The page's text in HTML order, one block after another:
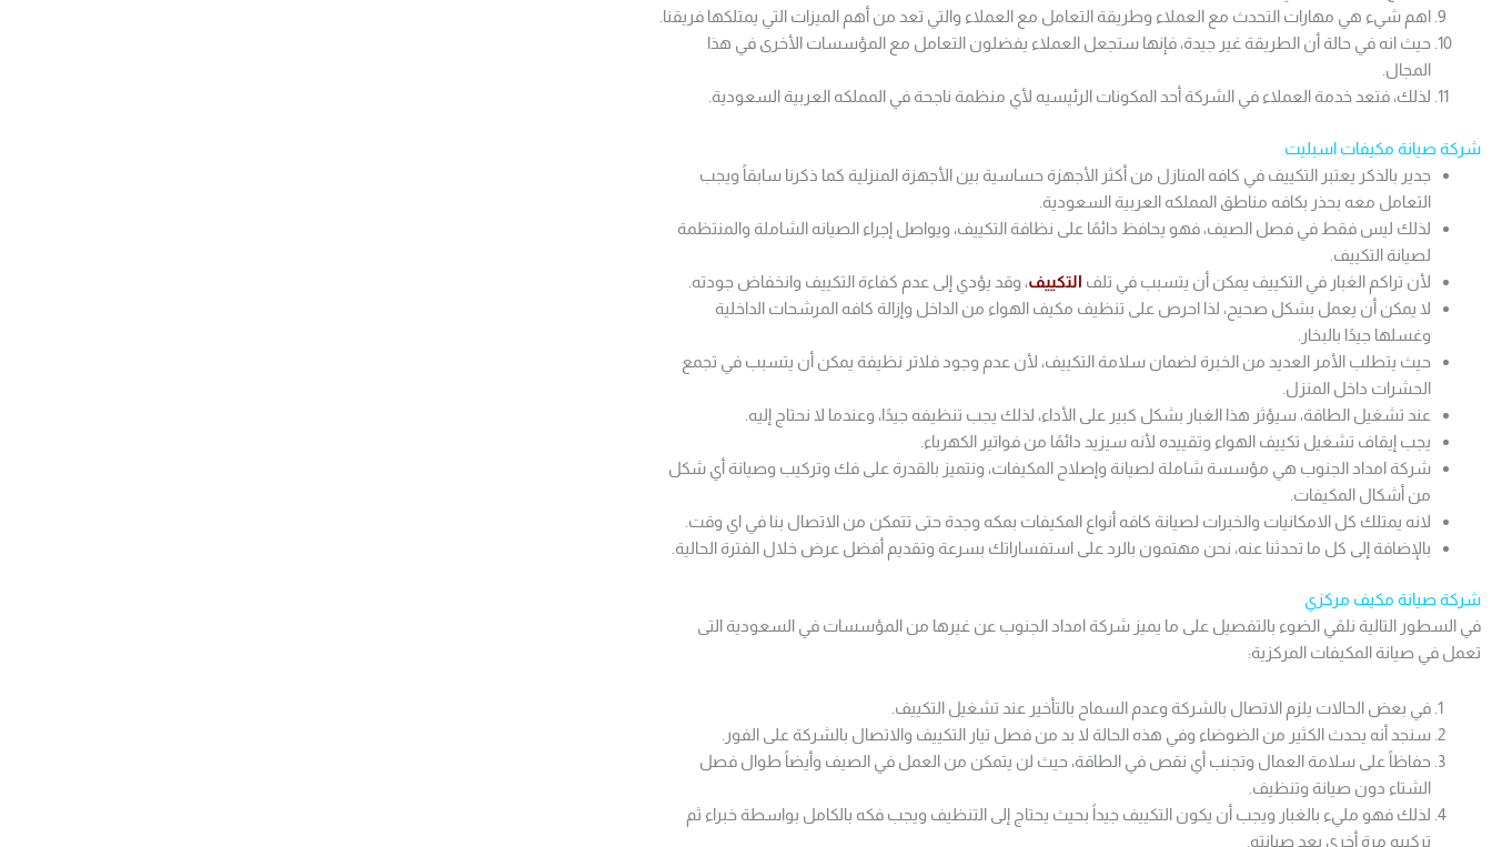
اهم شيء هي مهارات التحدث مع العملاء وطريقة التعامل مع العملاء والتي تعد من أهم الميزات التي يمتلكها فريقنا.
حيث انه في حالة أن الطريقة غير جيدة، فإنها ستجعل العملاء يفضلون التعامل مع المؤسسات الأخرى في هذا
المجال.
لذلك، فتعد خدمة العملاء في الشركة أحد المكونات الرئيسيه لأي منظمة ناجحة في المملكه العربية السعودية.
شركة صيانة مكيفات اسبليت
جدير بالذكر يعتبر التكييف في كافه المنازل من أكثر الأجهزة حساسية بين الأجهزة المنزلية كما ذكرنا سابقاً ويجب
التعامل معه بحذر بكافه مناطق المملكه العربية السعودية.
لذلك ليس فقط في فصل الصيف، فهو يحافظ دائمًا على نظافة التكييف، ويواصل إجراء الصيانه الشاملة والمنتظمة
لصيانة التكييف.
لأن تراكم الغبار في التكييف يمكن أن يتسبب في تلف التكييف، وقد يؤدي إلى عدم كفاءة التكييف وانخفاض جودته.
لا يمكن أن يعمل بشكل صحيح، لذا احرص على تنظيف مكيف الهواء من الداخل وإزالة كافه المرشحات الداخلية
وغسلها جيدًا بالبخار.
حيث يتطلب الأمر العديد من الخبرة لضمان سلامة التكييف، لأن عدم وجود فلاتر نظيفة يمكن أن يتسبب في تجمع
الحشرات داخل المنزل.
عند تشغيل الطاقة، سيؤثر هذا الغبار بشكل كبير على الأداء، لذلك يجب تنظيفه جيدًا، وعندما لا نحتاج إليه.
يجب إيقاف تشغيل تكييف الهواء وتقييده لأنه سيزيد دائمًا من فواتير الكهرباء.
شركة امداد الجنوب هي مؤسسة شاملة لصيانة وإصلاح المكيفات، ونتميز بالقدرة على فك وتركيب وصيانة أي شكل
من أشكال المكيفات.
لانه يمتلك كل الامكانيات والخبرات لصيانة كافه أنواع المكيفات بمكه وجدة حتى تتمكن من الاتصال بنا في اي وقت.
بالإضافة إلى كل ما تحدثنا عنه، نحن مهتمون بالرد على استفساراتك بسرعة وتقديم أفضل عرض خلال الفترة الحالية.
شركة صيانة مكيف مركزي
في السطور التالية نلقي الضوء بالتفصيل على ما يميز شركة امداد الجنوب عن غيرها من المؤسسات في السعودية التى
تعمل في صيانة المكيفات المركزية:
في بعض الحالات يلزم الاتصال بالشركة وعدم السماح بالتأخير عند تشغيل التكييف.
سنجد أنه يحدث الكثير من الضوضاء وفي هذه الحالة لا بد من فصل تيار التكييف والاتصال بالشركة على الفور.
حفاظاً على سلامة العمال وتجنب أي نقص في الطاقة، حيث لن يتمكن من العمل في الصيف وأيضاً طوال فصل
الشتاء دون صيانة وتنظيف.
لذلك فهو مليء بالغبار ويجب أن يكون التكييف جيداً بحيث يحتاج إلى التنظيف ويجب فكه بالكامل بواسطة خبراء ثم
تركيبه مرة أخرى بعد صيانته.